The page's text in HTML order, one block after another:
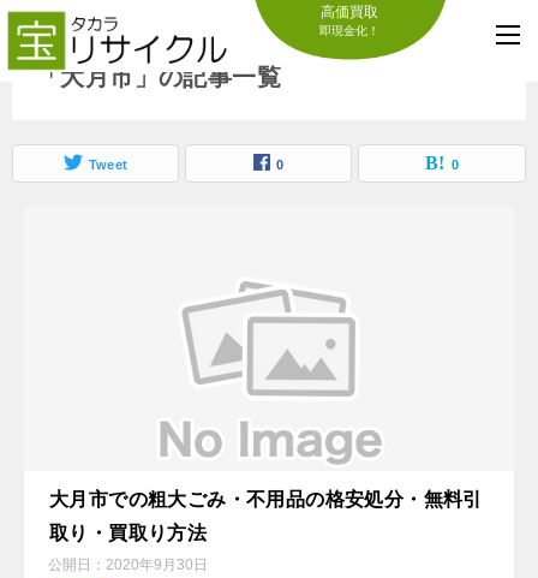
高価買取
即現金化！
「大月市」の記事一覧
Tweet 0 0
大月市での粗大ごみ・不用品の格安処分・無料引
取り・買取り方法
公開日： 2020年9月30日